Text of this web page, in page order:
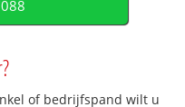
of bedrijfspand wilt u